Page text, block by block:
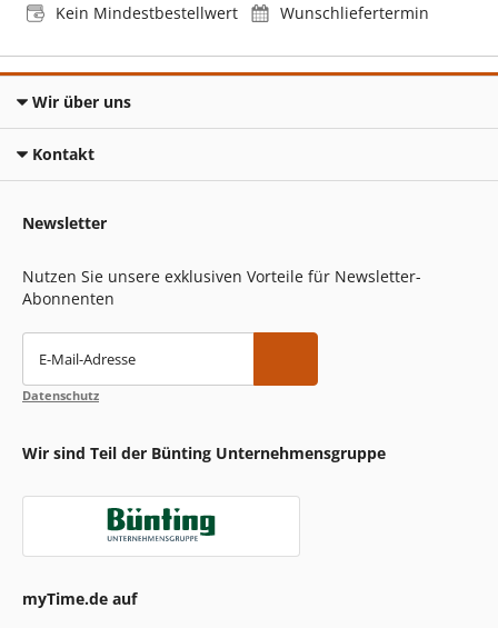
Kein Mindestbestellwert
Wunschliefertermin
Wir über uns
Kontakt
Newsletter
Nutzen Sie unsere exklusiven Vorteile für Newsletter-
Abonnenten
E-Mail-Adresse
Datenschutz
Wir sind Teil der Bünting Unternehmensgruppe
myTime.de auf